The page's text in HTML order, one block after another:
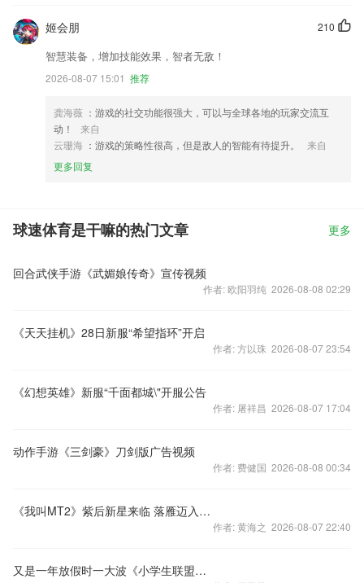
210
姬会朋
智慧装备，增加技能效果，智者无敌！
2026-08-07 15:01 推荐
龚海薇 ：游戏的社交功能很强大，可以与全球各地的玩家交流互
动！
来自
云珊海 ：游戏的策略性很高，但是敌人的智能有待提升。
来自
更多回复
球速体育是干嘛的热门文章 更多
回合武侠手游《武媚娘传奇》宣传视频
作者: 欧阳羽纯 2026-08-08 02:29
《天天挂机》28日新服“希望指环”开启
作者: 方以珠 2026-08-07 23:54
《幻想英雄》新服“千面都城\"开服公告
作者: 屠祥昌 2026-08-07 17:04
动作手游《三剑豪》刀剑版广告视频
作者: 费健国 2026-08-08 00:34
《我叫MT2》紫后新星来临 落雁迈入倒计时
作者: 黄海之 2026-08-07 22:40
又是一年放假时一大波《小学生联盟》来袭